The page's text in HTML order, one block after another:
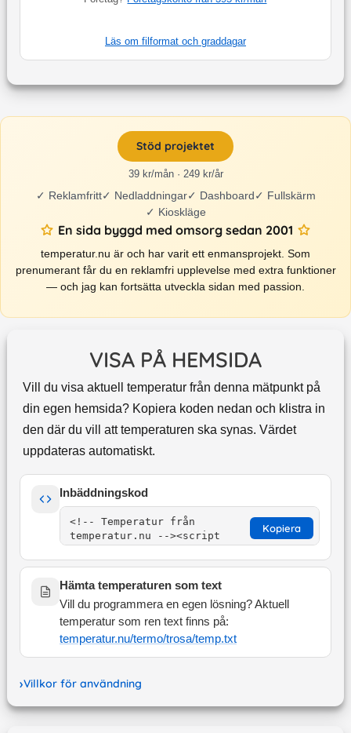
Läs om filformat och graddagar
Stöd projektet
39 kr/mån · 249 kr/år
✓ Reklamfritt✓ Nedladdningar✓ Dashboard✓ Fullskärm
✓ Kioskläge
En sida byggd med omsorg sedan 2001
temperatur.nu är och har varit ett enmansprojekt. Som
prenumerant får du en reklamfri upplevelse med extra funktioner
— och jag kan fortsätta utveckla sidan med passion.
VISA PÅ HEMSIDA
Vill du visa aktuell temperatur från denna mätpunkt på
din egen hemsida? Kopiera koden nedan och klistra in
den där du vill att temperaturen ska synas. Värdet
uppdateras automatiskt.
Inbäddningskod
Kopiera
Hämta temperaturen som text
Vill du programmera en egen lösning? Aktuell
temperatur som ren text finns på:
temperatur.nu/termo/trosa/temp.txt
Villkor för användning